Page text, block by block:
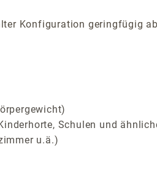
Konfiguration geringfügig
Schulen und
u.ä.)